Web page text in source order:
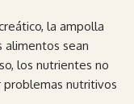
la ampolla
alimentos sean
los nutrientes no
problemas nutritivos